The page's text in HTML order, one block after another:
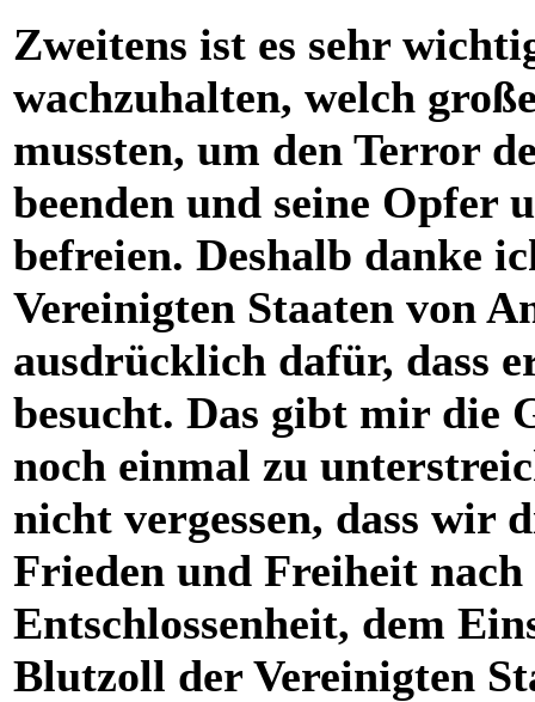
Zweitens ist es sehr
wachzuhalten, welch
mussten, um den Terror
beenden und seine Opfer
befreien. Deshalb danke
Vereinigten Staaten von
ausdrücklich dafür, dass
besucht. Das gibt mir die
noch einmal zu
nicht vergessen, dass wir
Frieden und Freiheit
Entschlossenheit, dem
Blutzoll der Vereinigten